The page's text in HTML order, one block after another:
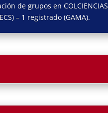
de grupos en
– 1 registrado (GAMA).